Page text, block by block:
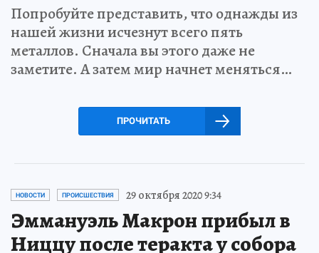
Попробуйте представить, что однажды из
нашей жизни исчезнут всего пять
металлов. Сначала вы этого даже не
заметите. А затем мир начнет меняться…
ПРОЧИТАТЬ
НОВОСТИ ПРОИСШЕСТВИЯ 29 октября 2020 9:34
Эммануэль Макрон прибыл в
Ниццу после теракта у собора